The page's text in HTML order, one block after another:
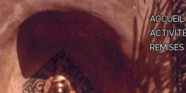
ACCUEIL